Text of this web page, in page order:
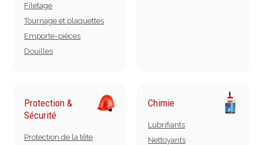
Filetage
Tournage et plaquettes
Emporte-pièces
Douilles
Protection &
Sécurité
Protection de la tête
Chimie
Lubrifiants
Nettoyants